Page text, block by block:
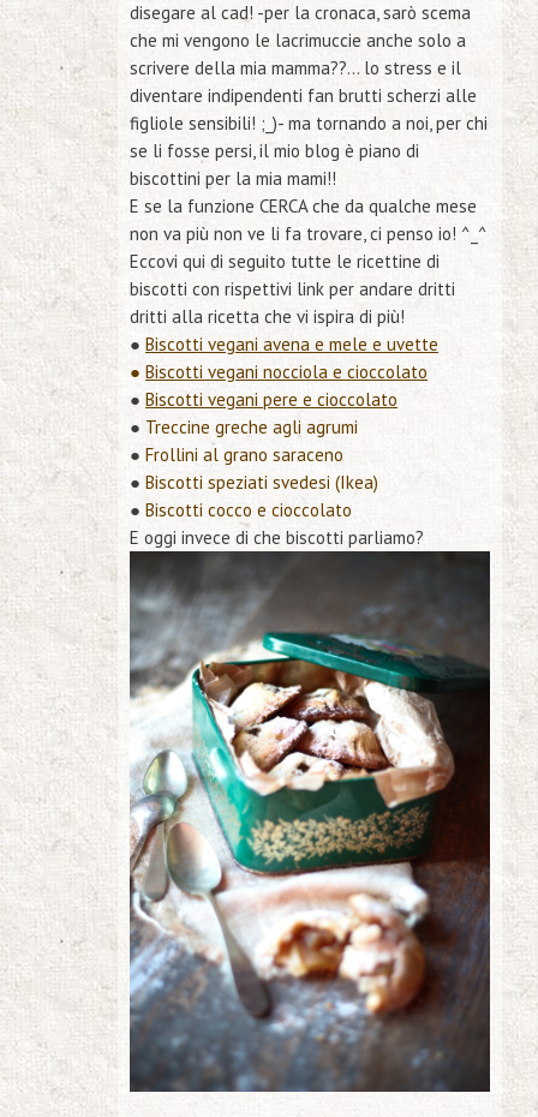
disegare al cad! -per la cronaca, sarò scema
che mi vengono le lacrimuccie anche solo a
scrivere della mia mamma??… lo stress e il
diventare indipendenti fan brutti scherzi alle
figliole sensibili! ;_)- ma tornando a noi, per chi
se li fosse persi, il mio blog è piano di
biscottini per la mia mami!!
E se la funzione CERCA che da qualche mese
non va più non ve li fa trovare, ci penso io! ^_^
Eccovi qui di seguito tutte le ricettine di
biscotti con rispettivi link per andare dritti
dritti alla ricetta che vi ispira di più!
● Biscotti vegani avena e mele e uvette
● Biscotti vegani nocciola e cioccolato
● Biscotti vegani pere e cioccolato
● Treccine greche agli agrumi
● Frollini al grano saraceno
● Biscotti speziati svedesi (Ikea)
● Biscotti cocco e cioccolato
E oggi invece di che biscotti parliamo?